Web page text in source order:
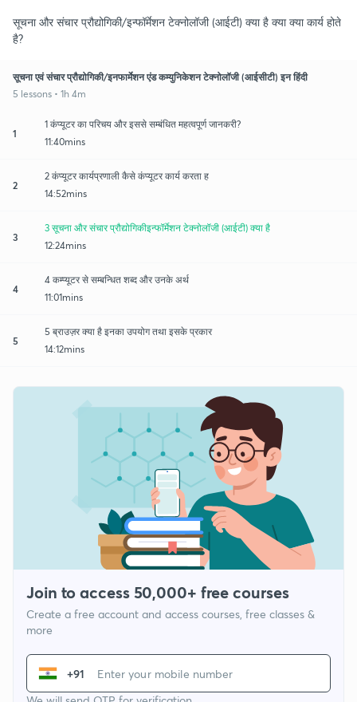
सूचना और संचार प्रौद्योगिकी/इन्फॉर्मेशन टेक्नोलॉजी (आईटी) क्या है क्या क्या कार्य होते
है?
सूचना एवं संचार प्रौद्योगिकी/इनफार्मेशन एंड कम्युनिकेशन टेक्नोलॉजी (आईसीटी) इन हिंदी
5 lessons • 1h 4m
1
1 कंप्यूटर का परिचय और इससे सम्बंधित महत्वपूर्ण जानकरी?
11:40mins
2
2 कंप्यूटर कार्यप्रणाली कैसे कंप्यूटर कार्य करता ह
14:52mins
3
3 सूचना और संचार प्रौद्योगिकीइन्फॉर्मेशन टेक्नोलॉजी (आईटी) क्या है
12:24mins
4
4 कम्प्यूटर से सम्बन्धित शब्द और उनके अर्थ
11:01mins
5
5 ब्राउज़र क्या है इनका उपयोग तथा इसके प्रकार
14:12mins
Join to access 50,000+ free courses
Create a free account and access courses, free classes &
more
+91